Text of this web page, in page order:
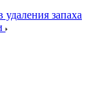
запаха